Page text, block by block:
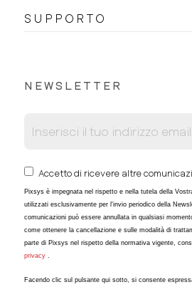
SUPPORTO
NEWSLETTER
Accetto di ricevere altre
Pixsys è impegnata nel rispetto e nella tutela della
utilizzati esclusivamente per l'invio periodico della
comunicazioni può essere annullata in qualsiasi
come ottenere la cancellazione e sulle modalità di
parte di Pixsys nel rispetto della normativa vigente,
privacy.
Facendo clic sul pulsante qui sotto, si consente